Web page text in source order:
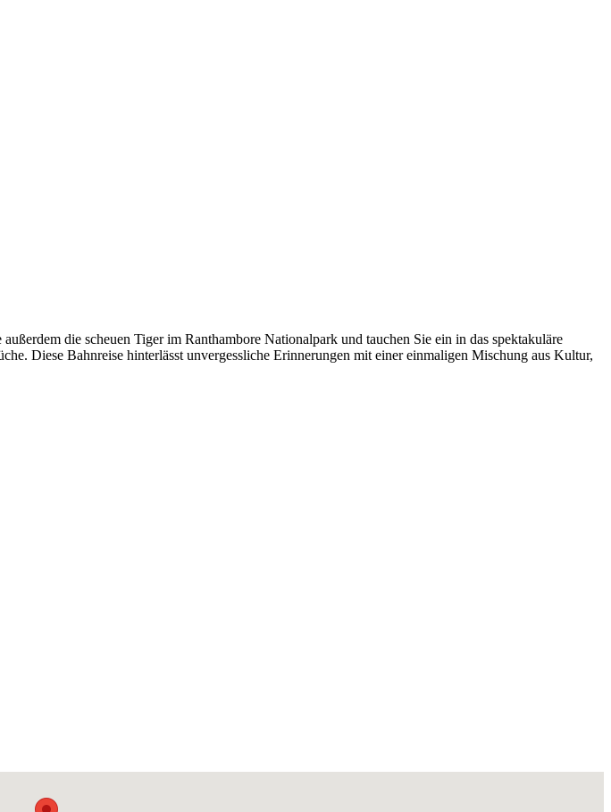
die scheuen Tiger im Ranthambore Nationalpark und tauchen Sie ein in das spektakuläre
Diese Bahnreise hinterlässt unvergessliche Erinnerungen mit einer einmaligen Mischung aus Kultur,